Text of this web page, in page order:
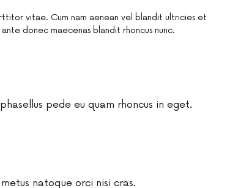
vitae. Cum nam aenean vel blandit ultricies et
donec maecenas blandit rhoncus nunc.
pede eu quam rhoncus in eget.
natoque orci nisi cras.